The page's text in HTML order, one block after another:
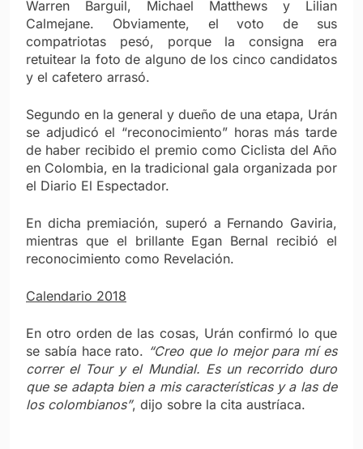
Warren Barguil, Michael Matthews y Lilian
Calmejane. Obviamente, el voto de sus
compatriotas pesó, porque la consigna era
retuitear la foto de alguno de los cinco candidatos
y el cafetero arrasó.
Segundo en la general y dueño de una etapa, Urán
se adjudicó el “reconocimiento” horas más tarde
de haber recibido el premio como Ciclista del Año
en Colombia, en la tradicional gala organizada por
el Diario El Espectador.
En dicha premiación, superó a Fernando Gaviria,
mientras que el brillante Egan Bernal recibió el
reconocimiento como Revelación.
Calendario 2018
En otro orden de las cosas, Urán confirmó lo que
se sabía hace rato. “Creo que lo mejor para mí es
correr el Tour y el Mundial. Es un recorrido duro
que se adapta bien a mis características y a las de
los colombianos”, dijo sobre la cita austríaca.